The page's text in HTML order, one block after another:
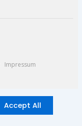
Impressum
Accept All